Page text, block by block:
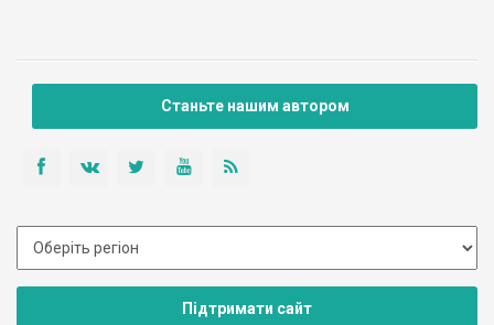
Станьте нашим автором
Підтримати сайт